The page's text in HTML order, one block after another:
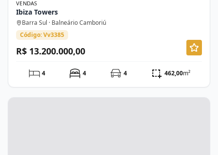
VENDAS
Ibiza Towers
Barra Sul · Balneário Camboriú
Código: Vv3385
R$ 13.200.000,00
4 4 4 462,00m²